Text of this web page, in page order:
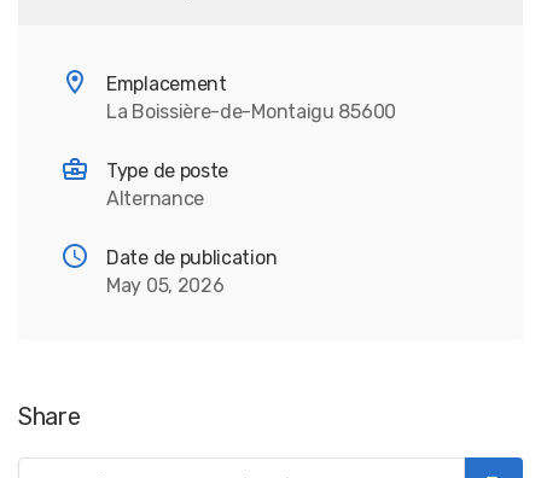
Emplacement
La Boissière-de-Montaigu 85600
Type de poste
Alternance
Date de publication
May 05, 2026
Share